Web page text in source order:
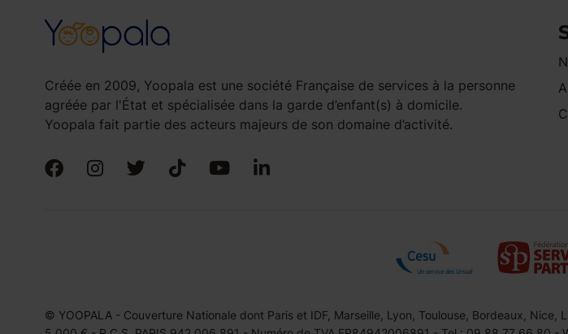
Créée en 2009, Yoopala est une société Française de services à la personne
agréée par l'État et spécialisée dans la garde d’enfant(s) à domicile.
Yoopala fait partie des acteurs majeurs de son domaine d’activité.
© YOOPALA - Couverture Nationale dont Paris et IDF, Marseille, Lyon, Toulouse, Bordeaux,